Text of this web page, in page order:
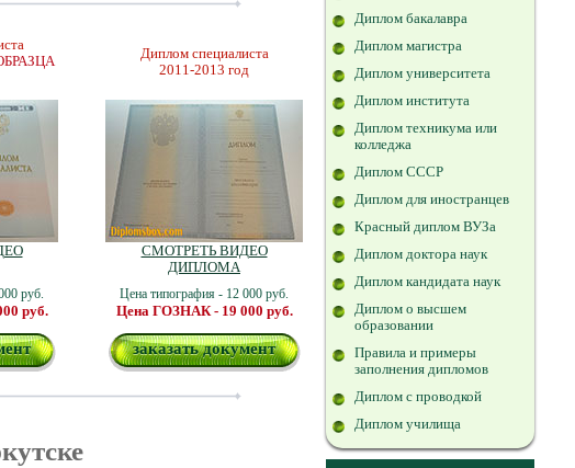
руб.
руб.
Диплом специалиста
2011-2013 год
СМОТРЕТЬ ВИДЕО
ДИПЛОМА
Цена типография - 12 000 руб.
Цена ГОЗНАК - 19 000 руб.
заказать документ
Диплом бакалавра
Диплом магистра
Диплом университета
Диплом института
Диплом техникума или
колледжа
Диплом СССР
Диплом для иностранцев
Красный диплом ВУЗа
Диплом доктора наук
Диплом кандидата наук
Диплом о высшем
образовании
Правила и примеры
заполнения дипломов
Диплом с проводкой
Диплом училища